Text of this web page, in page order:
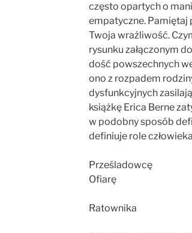
często opartych o
empatyczne. Pamiętaj
Twoja wrażliwość.
rysunku załączonym
dość powszechnych
ono z rozpadem
dysfunkcyjnych
książkę Erica Berne
w podobny sposób
definiuje role
Prześladowcę
Ofiarę
Ratownika